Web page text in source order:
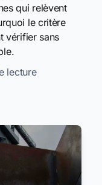
qui relèvent
le critère
vérifier sans
lecture